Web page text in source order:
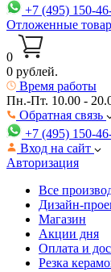
+7 (495) 150-
Отложенные
0
0 рублей.
Время работы
Пн.-Пт. 10.00 -
Обратная связь
+7 (495) 150-
Вход на сайт
Авторизация
Все
Дизайн-
Магазин
Акции дня
Оплата и
Резка